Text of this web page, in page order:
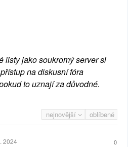
listy jako soukromý server si
na diskusní fóra
to uznají za důvodné.
nejnovější oblíbené
2024 0